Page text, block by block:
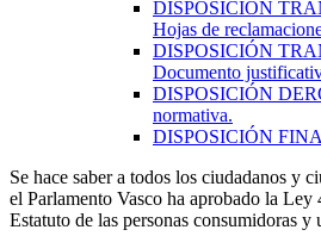
DISPOSICIÓN
Hojas de
DISPOSICIÓN
Documento
DISPOSICIÓN
normativa.
DISPOSICIÓN
Se hace saber a todos los ciudadanos y
el Parlamento Vasco ha aprobado la
Estatuto de las personas consumidoras y